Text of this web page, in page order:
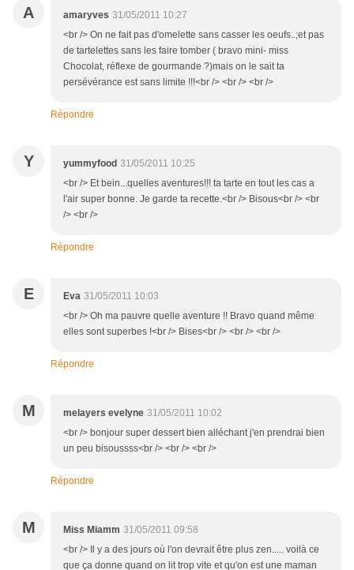
A amaryves 31/05/2011 10:27
<br /> On ne fait pas d'omelette sans casser les oeufs..;et pas
de tartelettes sans les faire tomber ( bravo mini- miss
Chocolat, réflexe de gourmande ?)mais on le sait ta
persévérance est sans limite !!!<br /> <br /> <br />
Répondre
Y yummyfood 31/05/2011 10:25
<br /> Et bein...quelles aventures!!! ta tarte en tout les cas a
l'air super bonne. Je garde ta recette.<br /> Bisous<br /> <br
/> <br />
Répondre
E Eva 31/05/2011 10:03
<br /> Oh ma pauvre quelle aventure !! Bravo quand même
elles sont superbes !<br /> Bises<br /> <br /> <br />
Répondre
M melayers evelyne 31/05/2011 10:02
<br /> bonjour super dessert bien alléchant j'en prendrai bien
un peu bisoussss<br /> <br /> <br />
Répondre
M Miss Miamm 31/05/2011 09:58
<br /> Il y a des jours où l'on devrait être plus zen..... voilà ce
que ça donne quand on lit trop vite et qu'on est une maman